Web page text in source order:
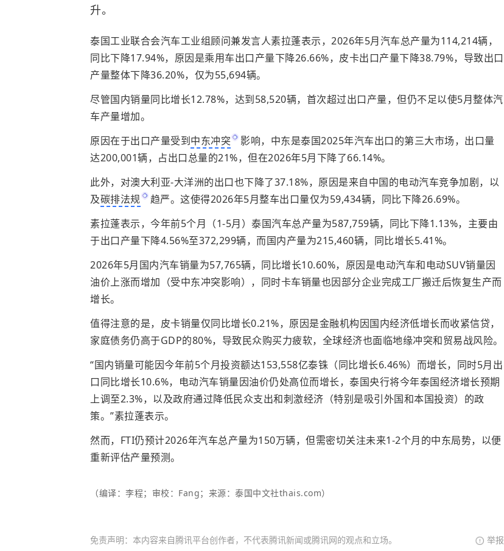
升。
泰国工业联合会汽车工业组顾问兼发言人素拉蓬表示，2026年5月汽车总产量为114,214辆，
同比下降17.94%，原因是乘用车出口产量下降26.66%，皮卡出口产量下降38.79%，导致出口
产量整体下降36.20%，仅为55,694辆。
尽管国内销量同比增长12.78%，达到58,520辆，首次超过出口产量，但仍不足以使5月整体汽
车产量增加。
原因在于出口产量受到中东冲突
影响，中东是泰国2025年汽车出口的第三大市场，出口量
达200,001辆，占出口总量的21%，但在2026年5月下降了66.14%。
此外，对澳大利亚-大洋洲的出口也下降了37.18%，原因是来自中国的电动汽车竞争加剧，以
及碳排法规
趋严。这使得2026年5月整车出口量仅为59,434辆，同比下降26.69%。
素拉蓬表示，今年前5个月（1-5月）泰国汽车总产量为587,759辆，同比下降1.13%，主要由
于出口产量下降4.56%至372,299辆，而国内产量为215,460辆，同比增长5.41%。
2026年5月国内汽车销量为57,765辆，同比增长10.60%，原因是电动汽车和电动SUV销量因
油价上涨而增加（受中东冲突影响），同时卡车销量也因部分企业完成工厂搬迁后恢复生产而
增长。
值得注意的是，皮卡销量仅同比增长0.21%，原因是金融机构因国内经济低增长而收紧信贷，
家庭债务仍高于GDP的80%，导致民众购买力疲软，全球经济也面临地缘冲突和贸易战风险。
“国内销量可能因今年前5个月投资额达153,558亿泰铢（同比增长6.46%）而增长，同时5月出
口同比增长10.6%，电动汽车销量因油价仍处高位而增长，泰国央行将今年泰国经济增长预期
上调至2.3%，以及政府通过降低民众支出和刺激经济（特别是吸引外国和本国投资）的政
策。”素拉蓬表示。
然而，FTI仍预计2026年汽车总产量为150万辆，但需密切关注未来1-2个月的中东局势，以便
重新评估产量预测。
（编译：李程；审校：Fang；来源：泰国中文社thais.com）
免责声明：本内容来自腾讯平台创作者，不代表腾讯新闻或腾讯网的观点和立场。 举报